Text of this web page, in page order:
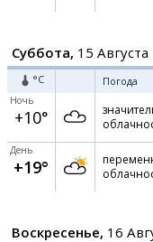
Суббота, 15 Августа
°C Погода
Ночь
+10°
День
+19°
Воскресенье, 16